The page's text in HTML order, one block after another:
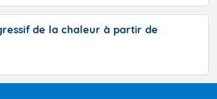
de la chaleur à partir de